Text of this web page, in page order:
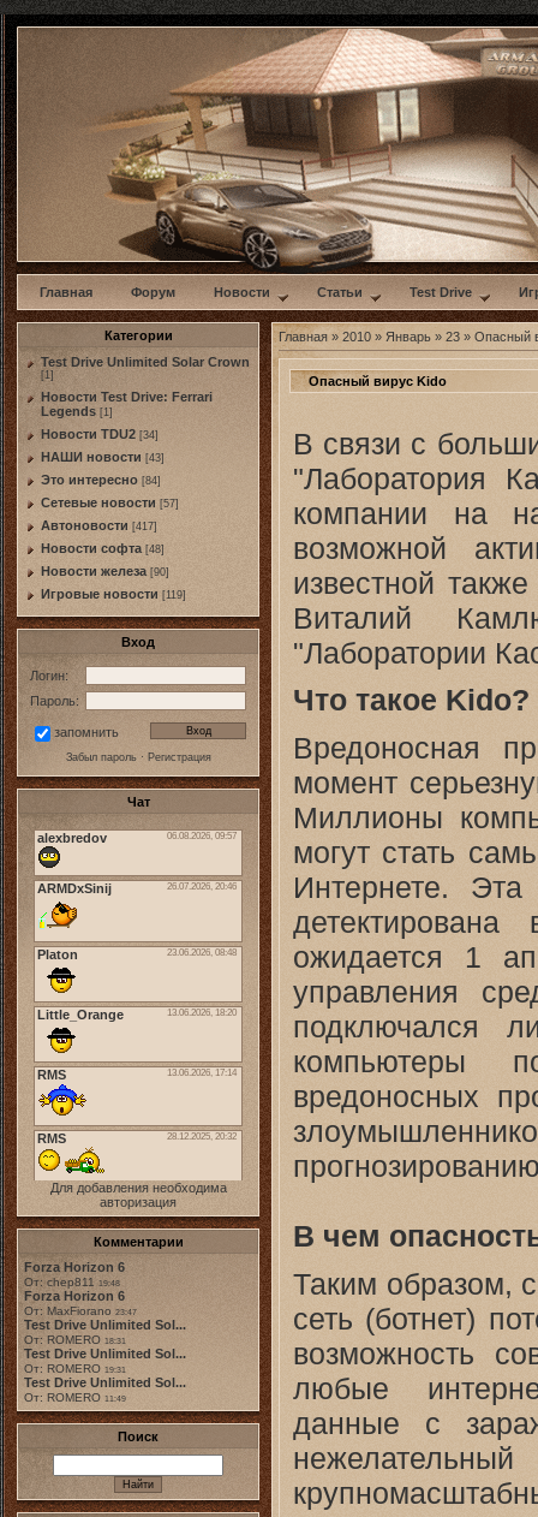
w
Главная Форум Новости Статьи Test Drive
Категории
Test Drive Unlimited Solar Crown
[1]
Новости Test Drive: Ferrari
Legends [1]
Новости TDU2 [34]
НАШИ новости [43]
Это интересно [84]
Сетевые новости [57]
Автоновости [417]
Новости софта [48]
Новоcти железа [90]
Игровые новости [119]
Вход
Логин:
Пароль:
запомнить
Забыл пароль· Регистрация
Чат
Для добавления необходима
авторизация
Комментарии
Forza Horizon 6
От: chep811 19:48
Forza Horizon 6
От: MaxFiorano 23:47
Test Drive Unlimited Sol...
От: ROMERO 18:31
Test Drive Unlimited Sol...
От: ROMERO 19:31
Test Drive Unlimited Sol...
От: ROMERO 11:49
Поиск
Главная » 2010 » Январь » 23 » Опасный
Опасный вирус Kido
В связи с
"Лаборатория
компании на
возможной
известной
Виталий
"Лаборатории
Что такое Kido?
Вредоносная
момент
Миллионы
могут стать
Интернете.
ожидается 1
управления
подключался
компьютеры
вредоносных
В чем
Таким образом,
сеть (ботнет)
возможность
любые
данные с